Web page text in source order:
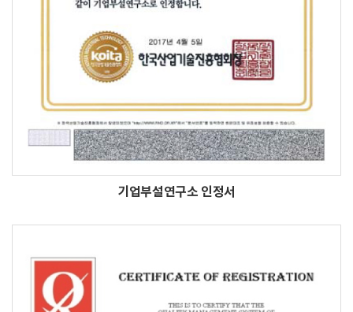
기업부설연구소 인정서